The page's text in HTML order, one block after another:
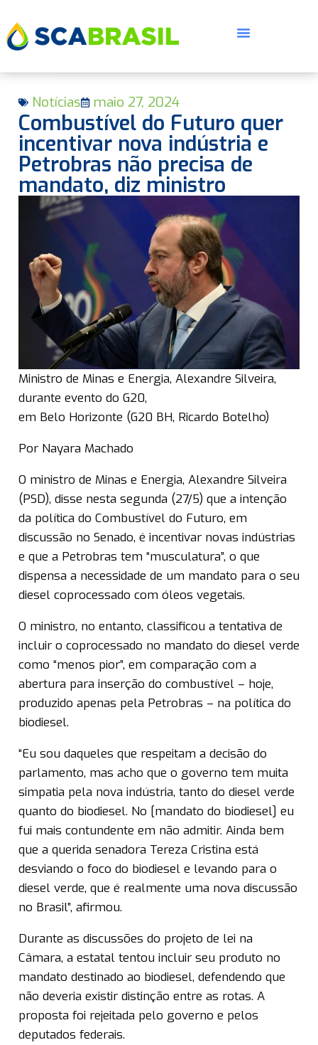
Notícias maio 27, 2024
Combustível do Futuro quer
incentivar nova indústria e
Petrobras não precisa de
mandato, diz ministro
Ministro de Minas e Energia, Alexandre Silveira,
durante evento do G20,
em Belo Horizonte (G20 BH, Ricardo Botelho)
Por Nayara Machado
O ministro de Minas e Energia, Alexandre Silveira
(PSD), disse nesta segunda (27/5) que a intenção
da política do Combustível do Futuro, em
discussão no Senado, é incentivar novas indústrias
e que a Petrobras tem “musculatura”, o que
dispensa a necessidade de um mandato para o seu
diesel coprocessado com óleos vegetais.
O ministro, no entanto, classificou a tentativa de
incluir o coprocessado no mandato do diesel verde
como “menos pior”, em comparação com a
abertura para inserção do combustível – hoje,
produzido apenas pela Petrobras – na política do
biodiesel.
“Eu sou daqueles que respeitam a decisão do
parlamento, mas acho que o governo tem muita
simpatia pela nova indústria, tanto do diesel verde
quanto do biodiesel. No [mandato do biodiesel] eu
fui mais contundente em não admitir. Ainda bem
que a querida senadora Tereza Cristina está
desviando o foco do biodiesel e levando para o
diesel verde, que é realmente uma nova discussão
no Brasil”, afirmou.
Durante as discussões do projeto de lei na
Câmara, a estatal tentou incluir seu produto no
mandato destinado ao biodiesel, defendendo que
não deveria existir distinção entre as rotas. A
proposta foi rejeitada pelo governo e pelos
deputados federais.